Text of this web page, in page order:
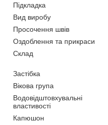
Підкладка
Вид виробу
Просочення швів
Оздоблення та прикраси
Склад
Застібка
Вікова група
Водовідштовхувальні
властивості
Капюшон